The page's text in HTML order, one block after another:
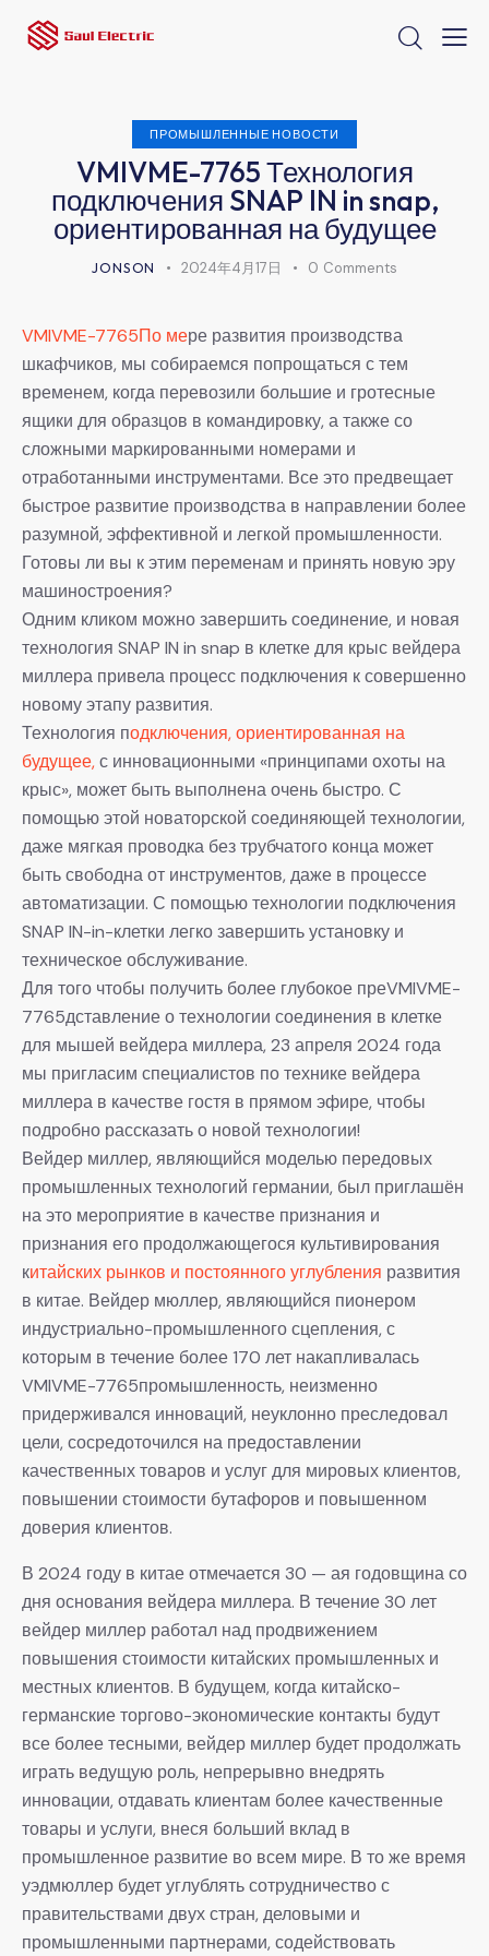
ПРОМЫШЛЕННЫЕ НОВОСТИ
VMIVME-7765 Технология
подключения SNAP IN in snap,
ориентированная на будущее
JONSON 2024年4月17日 0 Comments
VMIVME-7765По мере развития производства
шкафчиков, мы собираемся попрощаться с тем
временем, когда перевозили большие и гротесные
ящики для образцов в командировку, а также со
сложными маркированными номерами и
отработанными инструментами. Все это предвещает
быстрое развитие производства в направлении более
разумной, эффективной и легкой промышленности.
Готовы ли вы к этим переменам и принять новую эру
машиностроения?
Одним кликом можно завершить соединение, и новая
технология SNAP IN in snap в клетке для крыс вейдера
миллера привела процесс подключения к совершенно
новому этапу развития.
Технология подключения, ориентированная на
будущее,с инновационными «принципами охоты на
крыс», может быть выполнена очень быстро. С
помощью этой новаторской соединяющей технологии,
даже мягкая проводка без трубчатого конца может
быть свободна от инструментов, даже в процессе
автоматизации. С помощью технологии подключения
SNAP IN-in-клетки легко завершить установку и
техническое обслуживание.
Для того чтобы получить более глубокое преVMIVME-
7765дставление о технологии соединения в клетке
для мышей вейдера миллера, 23 апреля 2024 года
мы пригласим специалистов по технике вейдера
миллера в качестве гостя в прямом эфире, чтобы
подробно рассказать о новой технологии!
Вейдер миллер, являющийся моделью передовых
промышленных технологий германии, был приглашён
на это мероприятие в качестве признания и
признания его продолжающегося культивирования
китайских рынков и постоянного углубления развития
в китае. Вейдер мюллер, являющийся пионером
индустриально-промышленного сцепления, с
которым в течение более 170 лет накапливалась
VMIVME-7765промышленность, неизменно
придерживался инноваций, неуклонно преследовал
цели, сосредоточился на предоставлении
качественных товаров и услуг для мировых клиентов,
повышении стоимости бутафоров и повышенном
доверия клиентов.
В 2024 году в китае отмечается 30 — ая годовщина со
дня основания вейдера миллера. В течение 30 лет
вейдер миллер работал над продвижением
повышения стоимости китайских промышленных и
местных клиентов. В будущем, когда китайско-
германские торгово-экономические контакты будут
все более тесными, вейдер миллер будет продолжать
играть ведущую роль, непрерывно внедрять
инновации, отдавать клиентам более качественные
товары и услуги, внеся больший вклад в
промышленное развитие во всем мире. В то же время
уэдмюллер будет углублять сотрудничество с
правительствами двух стран, деловыми и
промышленными партнерами, содействовать